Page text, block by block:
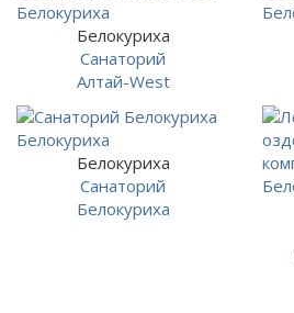
Белокуриха
Санаторий
Алтай-West
Белокуриха
Санаторий
Белокуриха